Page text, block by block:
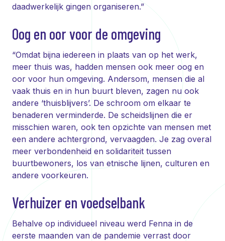
daadwerkelijk gingen organiseren.”
Oog en oor voor de omgeving
“Omdat bijna iedereen in plaats van op het werk,
meer thuis was, hadden mensen ook meer oog en
oor voor hun omgeving. Andersom, mensen die al
vaak thuis en in hun buurt bleven, zagen nu ook
andere ‘thuisblijvers’. De schroom om elkaar te
benaderen verminderde. De scheidslijnen die er
misschien waren, ook ten opzichte van mensen met
een andere achtergrond, vervaagden. Je zag overal
meer verbondenheid en solidariteit tussen
buurtbewoners, los van etnische lijnen, culturen en
andere voorkeuren.
Verhuizer en voedselbank
Behalve op individueel niveau werd Fenna in de
eerste maanden van de pandemie verrast door